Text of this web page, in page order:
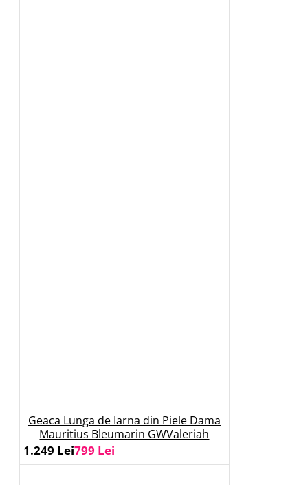
Geaca Lunga de Iarna din Piele Dama
Mauritius Bleumarin GWValeriah
799 Lei
1.249 Lei